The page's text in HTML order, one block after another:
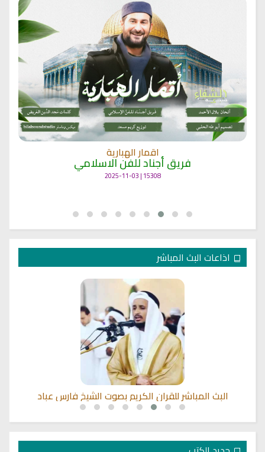
اقمار الهبارية
فريق أجناد للفن الاسلامي
15308 | 2025-11-03
اذاعات البث المباشر
البث المباشر للقران الكريم بصوت الشيخ فارس عباد